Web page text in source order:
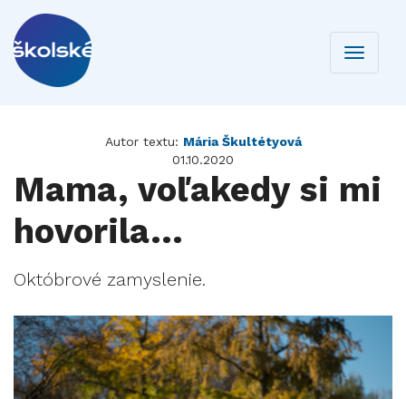
Toggle
Autor textu: Mária Škultétyová
01.10.2020
Mama, voľakedy si mi
hovorila...
Októbrové zamyslenie.